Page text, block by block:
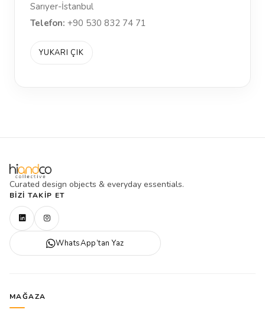
Sarıyer-İstanbul
Telefon: +90 530 832 74 71
YUKARI ÇIK
Curated design objects & everyday essentials.
BIZI TAKIP ET
WhatsApp’tan Yaz
MAĞAZA